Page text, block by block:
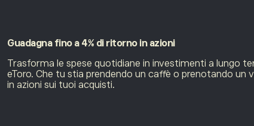
Guadagna fino a 4% di ritorno in azioni
Trasforma le spese quotidiane in investimenti a lungo
eToro. Che tu stia prendendo un caffè o prenotando un
in azioni sui tuoi acquisti.